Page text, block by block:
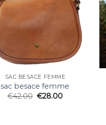
SAC BESACE FEMME
sac besace femme
€42.00 €28.00